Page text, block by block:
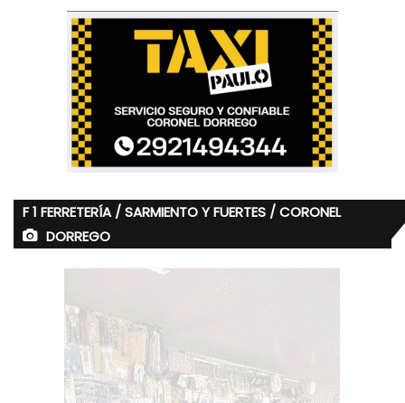
F 1 FERRETERÍA / SARMIENTO Y FUERTES / CORONEL
DORREGO